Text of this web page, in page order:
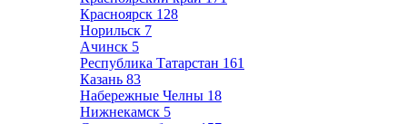
Красноярск 128
Норильск 7
Ачинск 5
Республика Татарстан 161
Казань 83
Набережные Челны 18
Нижнекамск 5